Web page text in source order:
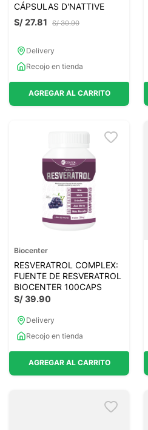
CÁPSULAS D'NATTIVE
S/ 30.90
S/27.81
Delivery
Recojo en tienda
AGREGAR AL CARRITO
Biocenter
RESVERATROL COMPLEX:
FUENTE DE RESVERATROL
BIOCENTER 100CAPS
S/39.90
Delivery
Recojo en tienda
AGREGAR AL CARRITO